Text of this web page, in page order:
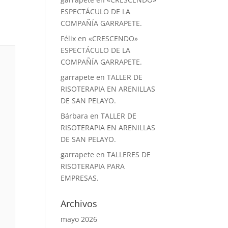
ESPECTÁCULO DE LA
COMPAÑÍA GARRAPETE.
Félix en«CRESCENDO»
ESPECTÁCULO DE LA
COMPAÑÍA GARRAPETE.
garrapete enTALLER DE
RISOTERAPIA EN ARENILLAS
DE SAN PELAYO.
Bárbara enTALLER DE
RISOTERAPIA EN ARENILLAS
DE SAN PELAYO.
garrapete enTALLERES DE
RISOTERAPIA PARA
EMPRESAS.
Archivos
mayo 2026